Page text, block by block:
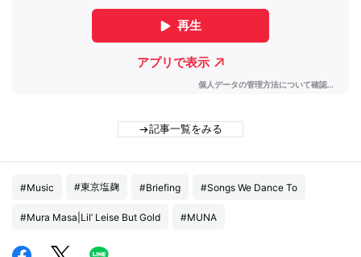
記事一覧をみる
#Music #東京塩麹 #Briefing #Songs We Dance To
#Mura Masa|Lil’ Leise But Gold #MUNA